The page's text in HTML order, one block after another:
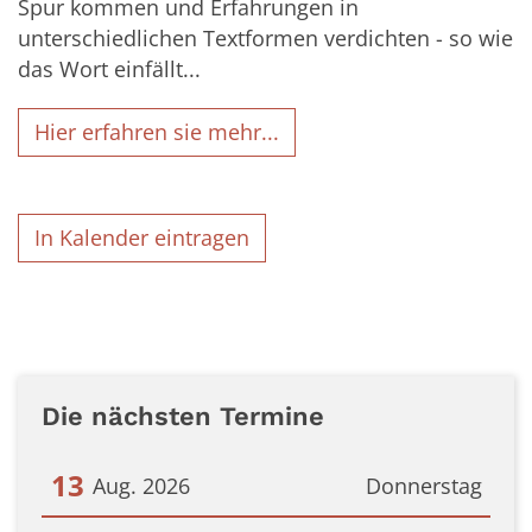
Spur kommen und Erfahrungen in
unterschiedlichen Textformen verdichten - so wie
das Wort einfällt...
Hier erfahren sie mehr...
In Kalender eintragen
Die nächsten Termine
Donnerstag
13 Aug. 2026